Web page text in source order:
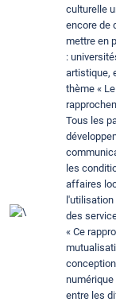
culturelle
encore de
mettre en
:
artistique,
thème «
Tous les
les
affaires
des
« Ce
numérique
entre les